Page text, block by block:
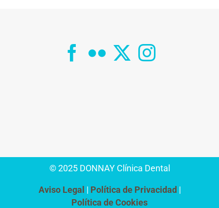
© 2025 DONNAY Clínica Dental
Aviso Legal
Política de Privacidad
Política de Cookies